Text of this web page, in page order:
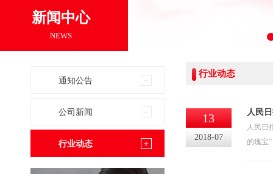
新闻中心
NEWS
通知公告
公司新闻
行业动态
行业动态
13
2018-07
人民
人民日
的瑰宝